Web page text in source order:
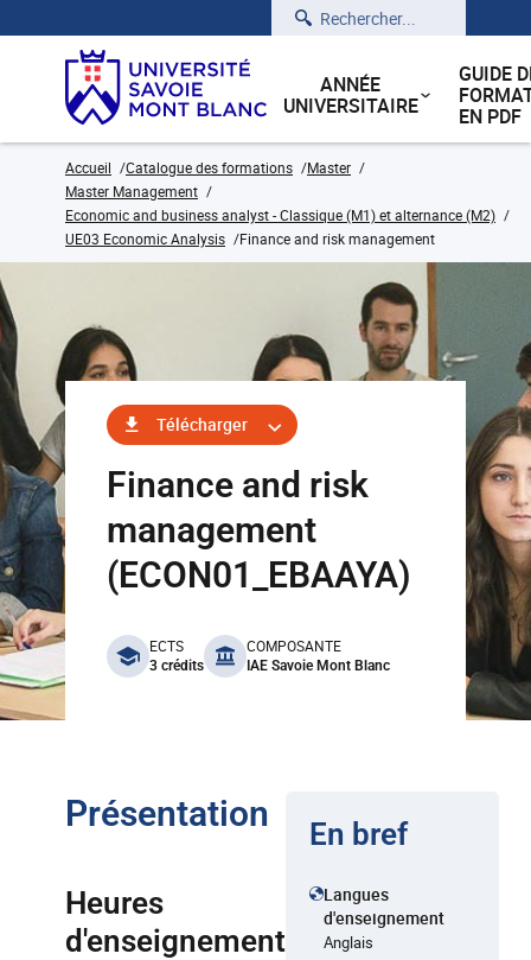
Rechercher
ANNÉE
UNIVERSITAIRE
GUIDE
EN PDF
Accueil Catalogue des formations
Master
Master Management
Economic and business analyst - Classique (M1) et alternance (M2)
UE03 Economic Analysis
Finance and risk management
Télécharger
Finance and risk
management
(ECON01_EBAAYA)
benefits
ECTS
3 crédits
COMPOSANTE
IAE Savoie Mont Blanc
Présentation
Heures
d'enseignement
En bref
Langues
d'enseignement
Anglais